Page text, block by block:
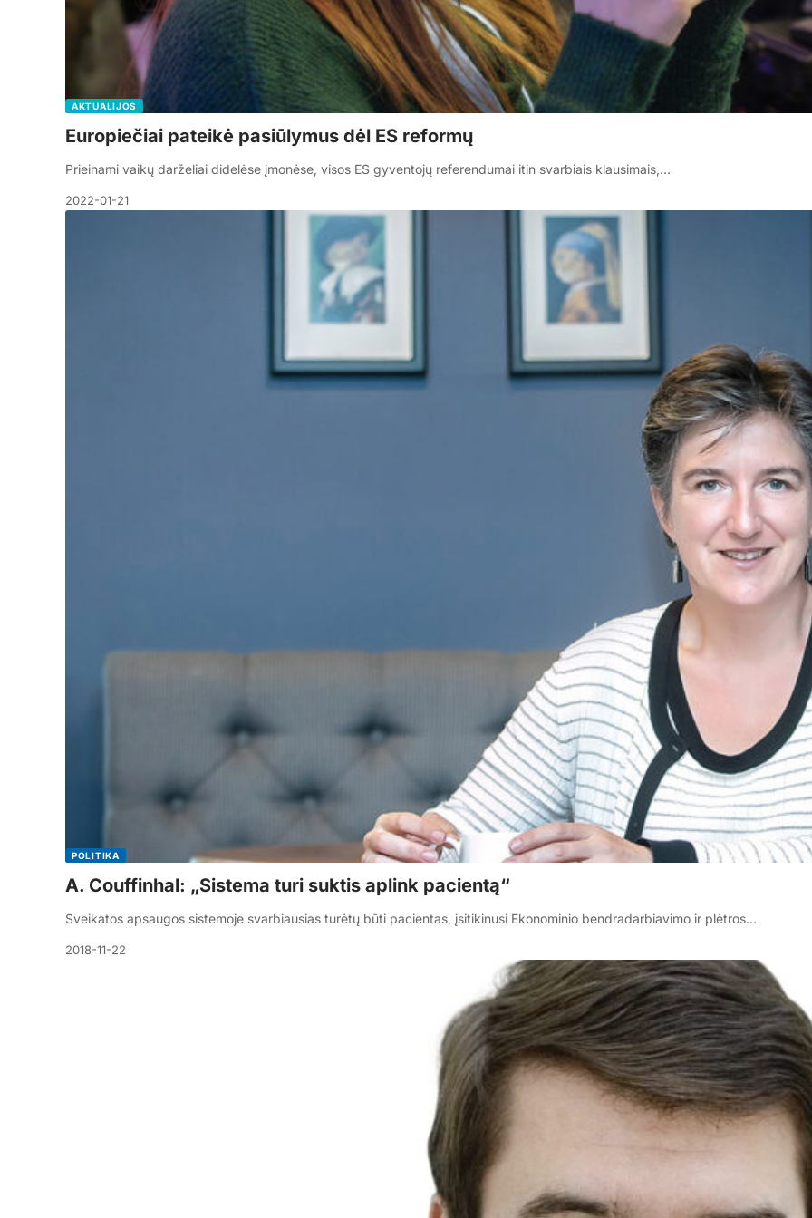
AKTUALIJOS
Europiečiai pateikė pasiūlymus dėl ES reformų
Prieinami vaikų darželiai didelėse įmonėse, visos ES gyventojų referendumai itin svarbiais klausimais,…
2022-01-21
POLITIKA
A. Couffinhal: „Sistema turi suktis aplink pacientą“
Sveikatos apsaugos sistemoje svarbiausias turėtų būti pacientas, įsitikinusi Ekonominio bendradarbiavimo ir plėtros…
2018-11-22